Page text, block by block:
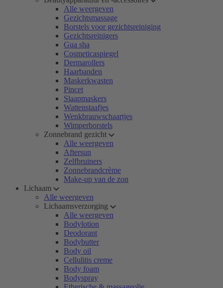
Alle weergeven
Gezichtsmassage
Borstels voor gezichtsreiniging
Gezichtsreinigers
Gua sha
Cosmeticaspiegel
Dermarollers
Haarbanden
Maskerkwasten
Pincet
Slaapmaskers
Wattenstaafjes
Wenkbrauwschaartjes
Wimperborstels
Zonnebrand gezicht
Alle weergeven
Aftersun
Zelfbruiners
Zonnebrandcrème
Make-up van de zon
Lichaam
Alle weergeven
Lichaamsverzorging
Alle weergeven
Bodylotion
Deodorant
Bodybutter
Body oil
Cellulitis creme
Body foam
Bodyspray